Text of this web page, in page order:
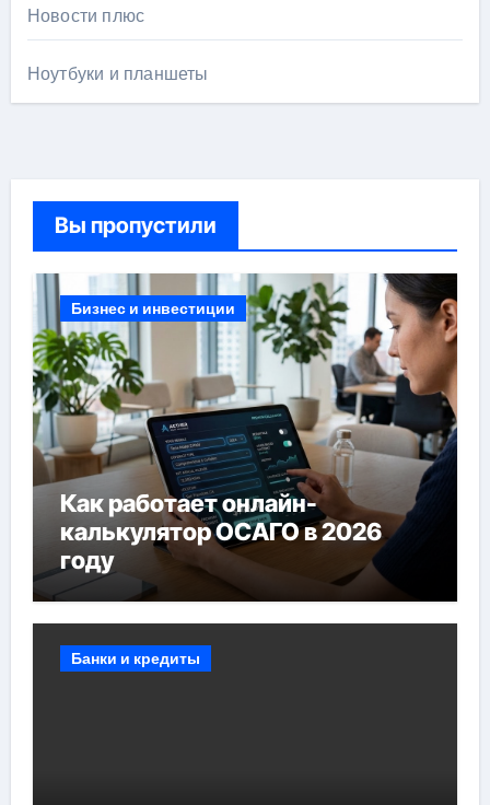
Новости плюс
Ноутбуки и планшеты
Вы пропустили
Бизнес и инвестиции
Как работает онлайн-
калькулятор ОСАГО в 2026
году
Банки и кредиты